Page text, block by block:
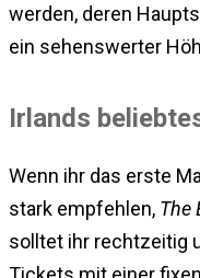
werden, deren
ein sehenswerter
Irlands
Wenn ihr das erste
stark empfehlen, The
solltet ihr rechtzeitig